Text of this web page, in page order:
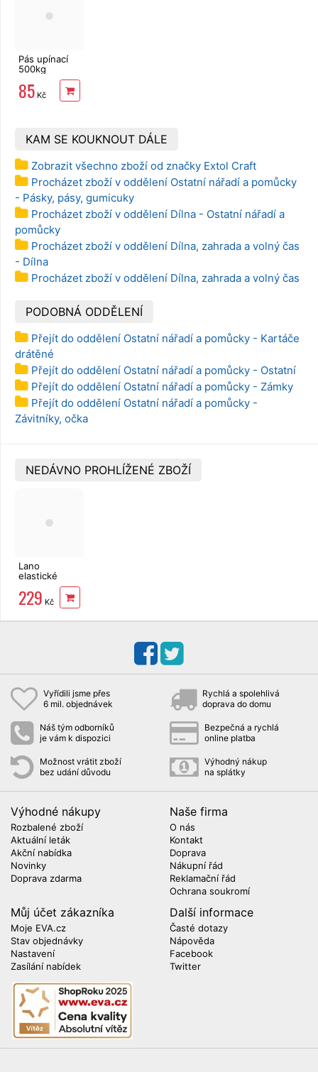
Pás upínací
500kg
2,5x500 cm s
ráčnou
85 Kč
KAM SE KOUKNOUT DÁLE
Zobrazit všechno zboží od značky Extol Craft
Procházet zboží v oddělení Ostatní nářadí a pomůcky
- Pásky, pásy, gumicuky
Procházet zboží v oddělení Dílna - Ostatní nářadí a
pomůcky
Procházet zboží v oddělení Dílna, zahrada a volný čas
- Dílna
Procházet zboží v oddělení Dílna, zahrada a volný čas
PODOBNÁ ODDĚLENÍ
Přejít do oddělení Ostatní nářadí a pomůcky - Kartáče
drátěné
Přejít do oddělení Ostatní nářadí a pomůcky - Ostatní
Přejít do oddělení Ostatní nářadí a pomůcky - Zámky
Přejít do oddělení Ostatní nářadí a pomůcky -
Závitníky, očka
NEDÁVNO PROHLÍŽENÉ ZBOŽÍ
Lano
elastické
20mx8mm
EXTOL
229 Kč
Vyřídili jsme přes
6 mil. objednávek
Rychlá a spolehlivá
doprava do domu
Náš tým odborníků
je vám k dispozici
Bezpečná a rychlá
online platba
Možnost vrátit zboží
bez udání důvodu
Výhodný nákup
na splátky
Výhodné nákupy
Rozbalené zboží
Aktuální leták
Akční nabídka
Novinky
Doprava zdarma
Naše firma
O nás
Kontakt
Doprava
Nákupní řád
Reklamační řád
Ochrana soukromí
Můj účet zákazníka
Moje EVA.cz
Stav objednávky
Nastavení
Zasílání nabídek
Další informace
Časté dotazy
Nápověda
Facebook
Twitter